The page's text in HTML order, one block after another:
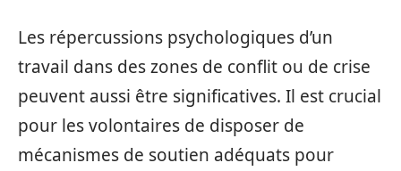
Les répercussions psychologiques d’un
travail dans des zones de conflit ou de crise
peuvent aussi être significatives. Il est crucial
pour les volontaires de disposer de
mécanismes de soutien adéquats pour